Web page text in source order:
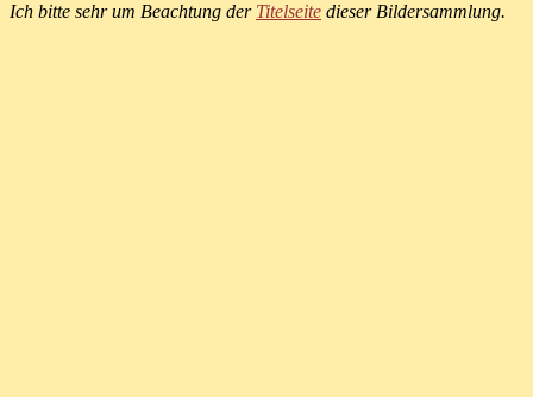
Ich bitte sehr um Beachtung der Titelseite dieser Bildersammlung.